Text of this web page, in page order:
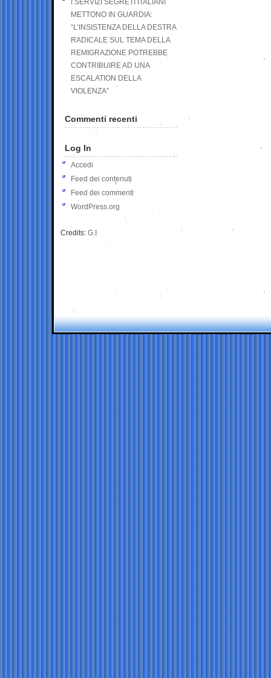
I SERVIZI SEGRETI ITALIANI
METTONO IN GUARDIA:
“L’INSISTENZA DELLA DESTRA
RADICALE SUL TEMA DELLA
REMIGRAZIONE POTREBBE
CONTRIBUIRE AD UNA
ESCALATION DELLA
VIOLENZA”
Commenti recenti
Log In
Accedi
Feed dei contenuti
Feed dei commenti
WordPress.org
Credits: G.I